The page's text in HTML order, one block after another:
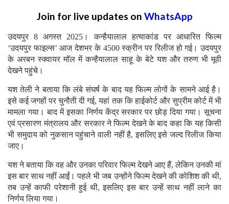
Join for live updates on WhatsApp
उदयपुर 8 अगस्त 2025। कन्हैयालाल हत्याकांड पर आधारित फिल्म
‘उदयपुर फाइल्स’ आज देशभर के 4500 स्क्रीन पर रिलीज हो गई। उदयपुर
के अरबन स्क्वायर मॉल में कन्हैयालाल साहू के बेटे यश और तरुण भी मूवी
देखने पहुंचे।
यश तेली ने बताया कि लंबे संघर्ष के बाद यह फिल्म लोगों के सामने आई है।
इसे कई जगहों पर चुनौती दी गई, यहां तक कि हाईकोर्ट और सुप्रीम कोर्ट में भी
मामला गया। बाद में इसका निर्णय केंद्र सरकार पर छोड़ दिया गया। सूचना
एवं प्रसारण मंत्रालय और सरकार ने फिल्म देखने के बाद कहा कि यह किसी
भी समुदाय को नुकसान पहुंचाने वाली नहीं है, इसलिए इसे जल्द रिलीज किया
जाए।
यश ने बताया कि वह और उनका परिवार फिल्म देखने आए हैं, लेकिन उनकी मां
इस बार साथ नहीं आईं। पहले भी जब उन्होंने फिल्म देखने की कोशिश की थी,
तब उन्हें काफी परेशानी हुई थी, इसलिए इस बार उन्हें साथ नहीं लाने का
निर्णय लिया गया।